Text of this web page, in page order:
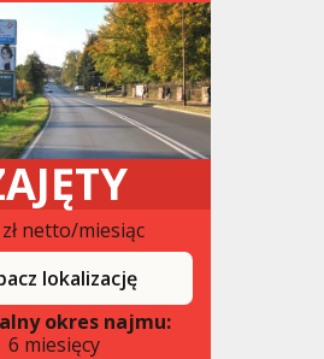
netto/miesiąc
lokalizację
okres najmu:
6 miesięcy